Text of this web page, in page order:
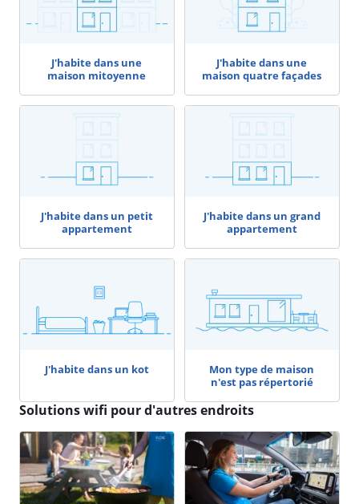
J'habite dans une
maison mitoyenne
J'habite dans une
maison quatre façades
J'habite dans un petit
appartement
J'habite dans un grand
appartement
J'habite dans un kot
Mon type de maison
n'est pas répertorié
Solutions wifi pour d'autres endroits